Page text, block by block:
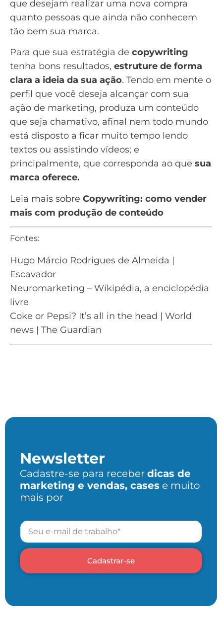
que desejam realizar uma nova compra
quanto pessoas que ainda não conhecem
tão bem sua marca.
Para que sua estratégia de copywriting
tenha bons resultados, estruture de forma
clara a ideia da sua ação. Tendo em mente o
perfil que você deseja alcançar com sua
ação de marketing, produza um conteúdo
que seja chamativo, afinal nem todo mundo
está disposto a ficar muito tempo lendo
textos ou assistindo vídeos; e
principalmente, que corresponda ao que sua
marca oferece.
Leia mais sobre Copywriting: como vender
mais com produção de conteúdo
Fontes:
Hugo Márcio Rodrigues de Almeida |
Escavador
Neuromarketing – Wikipédia, a enciclopédia
livre
Coke or Pepsi? It’s all in the head | World
news | The Guardian
Newsletter
Cadastre-se para receber dicas de
marketing e vendas, cases e muito
mais por
Cadastrar-se